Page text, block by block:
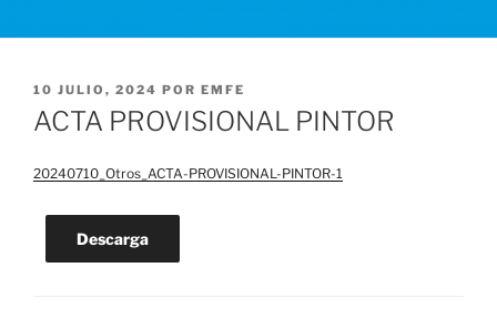
PUBLICADO
EL
10 JULIO, 2024 POR EMFE
ACTA PROVISIONAL PINTOR
20240710_Otros_ACTA-PROVISIONAL-PINTOR-1
Descarga